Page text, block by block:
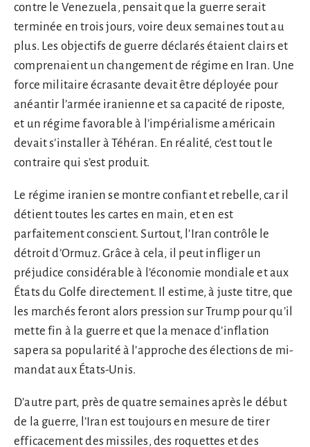
contre le Venezuela, pensait que la guerre serait
terminée en trois jours, voire deux semaines tout au
plus. Les objectifs de guerre déclarés étaient clairs et
comprenaient un changement de régime en Iran. Une
force militaire écrasante devait être déployée pour
anéantir l’armée iranienne et sa capacité de riposte,
et un régime favorable à l’impérialisme américain
devait s’installer à Téhéran. En réalité, c’est tout le
contraire qui s’est produit.
Le régime iranien se montre confiant et rebelle, car il
détient toutes les cartes en main, et en est
parfaitement conscient. Surtout, l’Iran contrôle le
détroit d’Ormuz. Grâce à cela, il peut infliger un
préjudice considérable à l’économie mondiale et aux
États du Golfe directement. Il estime, à juste titre, que
les marchés feront alors pression sur Trump pour qu’il
mette fin à la guerre et que la menace d’inflation
sapera sa popularité à l’approche des élections de mi-
mandat aux États-Unis.
D’autre part, près de quatre semaines après le début
de la guerre, l’Iran est toujours en mesure de tirer
efficacement des missiles, des roquettes et des